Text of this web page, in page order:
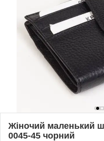
Жіночий маленький
0045-45 чорний